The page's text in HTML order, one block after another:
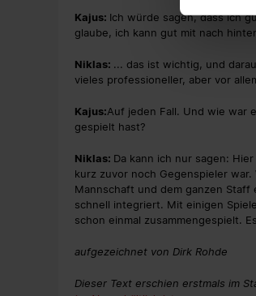
Kajus: Ich würde sagen, dass ich
glaube, ich kann gut mit nach
Niklas: ... das ist wichtig, und
vieles professioneller, aber vor
Kajus:Auf jeden Fall. Und wie war
gespielt hast?
Niklas: Da kann ich nur sagen:
kurz zuvor noch Gegenspieler
Mannschaft und dem ganzen Staff
schnell integriert. Mit einigen
schon einmal
aufgezeichnet von Dirk Rohde
Dieser Text erschien erstmals im